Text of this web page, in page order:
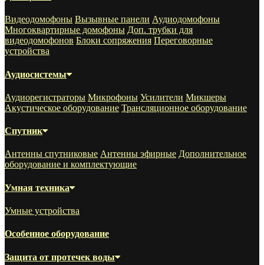
Видеодомофоны Вызывные панели Аудиодомофоны
Многоквартирные домофоны Доп. трубки для
видеодомофонов Блоки сопряжения Переговорные
устройства
Аудиосистемы
Аудиорегистраторы Микрофоны Усилители Микшеры
Акустическое оборудование Трансляционное оборудование
Спутник
Антенны спутниковые Антенны эфирные Дополнительное
оборудование и комплектующие
Умная техника
Умные устройства
Особенное оборудование
Защита от протечек воды